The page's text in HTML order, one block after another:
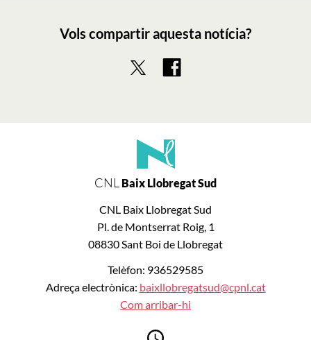
Vols compartir aquesta notícia?
CNL Baix Llobregat Sud
CNL Baix Llobregat Sud
Pl. de Montserrat Roig, 1
08830 Sant Boi de Llobregat
Telèfon: 936529585
Adreça electrònica: baixllobregatsud@cpnl.cat
Com arribar-hi